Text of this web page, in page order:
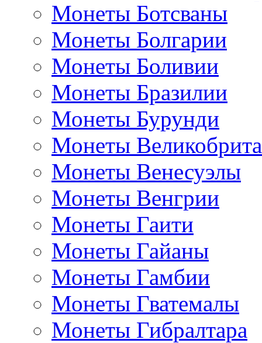
Монеты Ботсваны
Монеты Болгарии
Монеты Боливии
Монеты Бразилии
Монеты Бурунди
Монеты
Монеты Венесуэлы
Монеты Венгрии
Монеты Гаити
Монеты Гайаны
Монеты Гамбии
Монеты Гватемалы
Монеты Гибралтара